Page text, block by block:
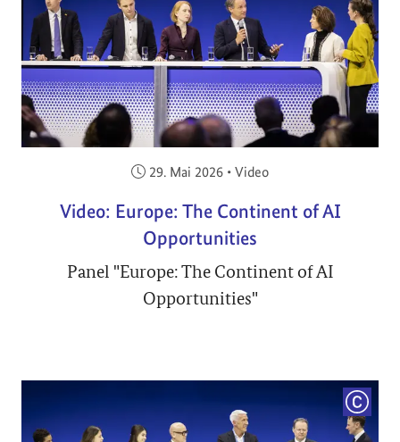
Veröffentlicht am:
29. Mai 2026 • Video
Video: Europe: The Continent of AI
Opportunities
Panel "Europe: The Continent of AI
Opportunities"